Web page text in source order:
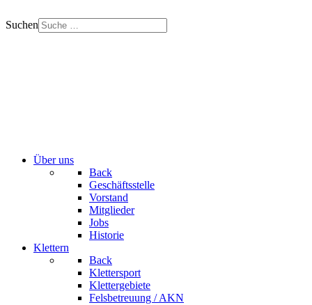
Suchen
Über uns
Back
Geschäftsstelle
Vorstand
Mitglieder
Jobs
Historie
Klettern
Back
Klettersport
Klettergebiete
Felsbetreuung / AKN